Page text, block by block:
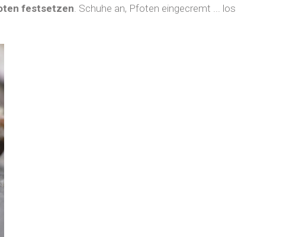
festsetzen. Schuhe an, Pfoten eingecremt ... los